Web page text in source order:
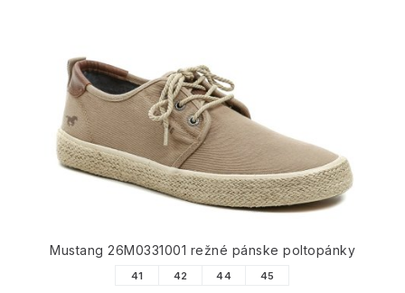
Mustang 26M0331001 režné pánske poltopánky
41 42 44 45